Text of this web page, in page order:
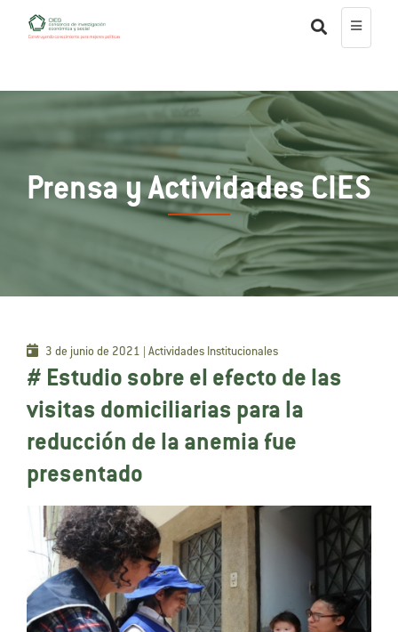
Prensa y Actividades CIES
3 de junio de 2021 | Actividades Institucionales
# Estudio sobre el efecto de las
visitas domiciliarias para la
reducción de la anemia fue
presentado